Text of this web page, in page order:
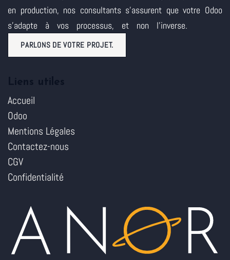
en production, nos consultants s'assurent que votre Odoo
s'adapte à vos processus, et non l'inverse.
PARLONS DE VOTRE PROJET.
Accueil
Odoo
Mentions Légales
Contactez-nous
CGV
Confidentialité